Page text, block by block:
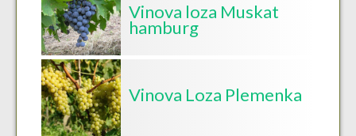
Vinova loza Muskat
hamburg
Vinova Loza Plemenka